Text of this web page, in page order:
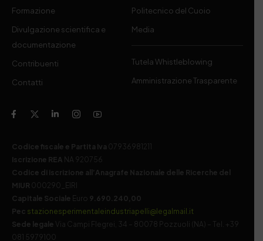
Formazione
Divulgazione scientifica e
documentazione
Contribuenti
Contatti
Politecnico del Cuoio
Media
Tutela Whistleblowing
Amministrazione Trasparente
Codice fiscale e Partita Iva 07936981211
Iscrizione REA NA 920756
Codice di iscrizione all’Anagrafe Nazionale delle Ricerche del
MIUR 000290_EIRI
Capitale Sociale Euro 9.690.240,00
Pec stazionesperimentaleindustriapelli@legalmail.it
Sede legale
Via Campi Flegrei, 34 – 80078 Pozzuoli (NA) – Tel. +39
081 5979100